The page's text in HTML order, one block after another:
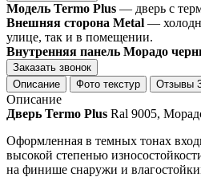
Модель Termo Plus — дверь с
Внешняя сторона Metal —
улице, так и в помещении.
Внутренняя панель Морадо
Заказать звонок
Описание
Фото текстур Отзывы
Описание
Дверь Termo Plus Ral 9005,
Оформленная в темных тонах
высокой степенью
на финише снаружи и